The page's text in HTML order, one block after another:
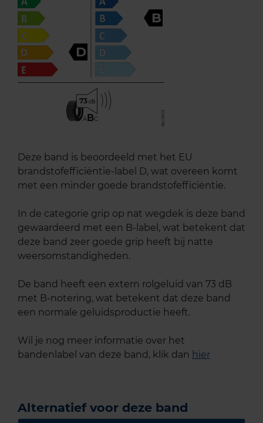
D
B
73
ABC
Deze band is beoordeeld met het EU
brandstofefficiëntie-label D, wat overeen komt
met een minder goede brandstofefficiëntie.
In de categorie grip op nat wegdek is deze band
gewaardeerd met een B-label, wat betekent dat
deze band zeer goede grip heeft bij natte
weersomstandigheden.
De band heeft een extern rolgeluid van 73 dB
met B-notering, wat betekent dat deze band
een normale geluidsproductie heeft.
Wil je nog meer informatie over het
bandenlabel van deze band, klik dan hier
Alternatief voor deze band